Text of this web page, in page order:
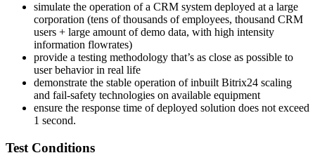
simulate the operation of a CRM system deployed at a large
corporation (tens of thousands of employees, thousand CRM
users + large amount of demo data, with high intensity
information flowrates)
provide a testing methodology that’s as close as possible to
user behavior in real life
demonstrate the stable operation of inbuilt Bitrix24 scaling
and fail-safety technologies on available equipment
ensure the response time of deployed solution does not exceed
1 second.
Test Conditions